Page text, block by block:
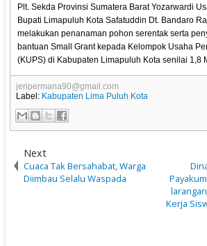
Plt. Sekda Provinsi Sumatera Barat Yozarwardi
Bupati Limapuluh Kota Safatuddin Dt. Bandaro
melakukan penanaman pohon serentak serta
bantuan Small Grant kepada Kelompok Usaha
(KUPS) di Kabupaten Limapuluh Kota senilai 1,8
jeripermana90@gmail.com
Label: Kabupaten Lima Puluh Kota
Next
Cuaca Tak Bersahabat, Warga
Diimbau Selalu Waspada
Kerja